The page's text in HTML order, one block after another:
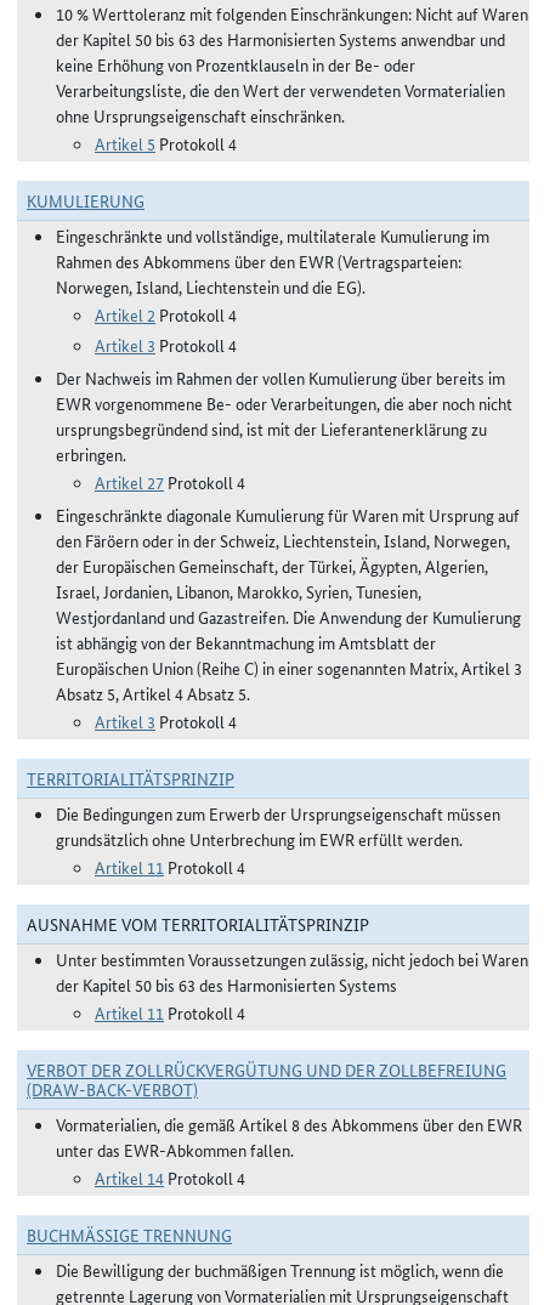
10 % Werttoleranz mit folgenden Einschränkungen: Nicht auf Waren
der Kapitel 50 bis 63 des Harmonisierten Systems anwendbar und
keine Erhöhung von Prozentklauseln in der Be- oder
Verarbeitungsliste, die den Wert der verwendeten Vormaterialien
ohne Ursprungseigenschaft einschränken.
Artikel 5 Protokoll 4
KUMULIERUNG
Eingeschränkte und vollständige, multilaterale Kumulierung im
Rahmen des Abkommens über den EWR (Vertragsparteien:
Norwegen, Island, Liechtenstein und die EG).
Artikel 2 Protokoll 4
Artikel 3 Protokoll 4
Der Nachweis im Rahmen der vollen Kumulierung über bereits im
EWR vorgenommene Be- oder Verarbeitungen, die aber noch nicht
ursprungsbegründend sind, ist mit der Lieferantenerklärung zu
erbringen.
Artikel 27 Protokoll 4
Eingeschränkte diagonale Kumulierung für Waren mit Ursprung auf
den Färöern oder in der Schweiz, Liechtenstein, Island, Norwegen,
der Europäischen Gemeinschaft, der Türkei, Ägypten, Algerien,
Israel, Jordanien, Libanon, Marokko, Syrien, Tunesien,
Westjordanland und Gazastreifen. Die Anwendung der Kumulierung
ist abhängig von der Bekanntmachung im Amtsblatt der
Europäischen Union (Reihe C) in einer sogenannten Matrix, Artikel 3
Absatz 5, Artikel 4 Absatz 5.
Artikel 3 Protokoll 4
TERRITORIALITÄTSPRINZIP
Die Bedingungen zum Erwerb der Ursprungseigenschaft müssen
grundsätzlich ohne Unterbrechung im EWR erfüllt werden.
Artikel 11 Protokoll 4
AUSNAHME VOM TERRITORIALITÄTSPRINZIP
Unter bestimmten Voraussetzungen zulässig, nicht jedoch bei Waren
der Kapitel 50 bis 63 des Harmonisierten Systems
Artikel 11 Protokoll 4
VERBOT DER ZOLLRÜCKVERGÜTUNG UND DER ZOLLBEFREIUNG
(DRAW-BACK-VERBOT)
Vormaterialien, die gemäß Artikel 8 des Abkommens über den EWR
unter das EWR-Abkommen fallen.
Artikel 14 Protokoll 4
BUCHMÄSSIGE TRENNUNG
Die Bewilligung der buchmäßigen Trennung ist möglich, wenn die
getrennte Lagerung von Vormaterialien mit Ursprungseigenschaft